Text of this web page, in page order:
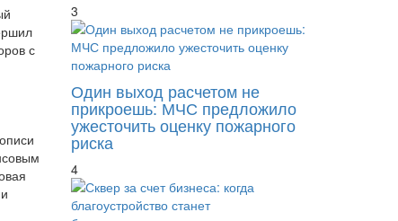
с
3
Один выход расчетом не
прикроешь: МЧС предложило
ужесточить оценку пожарного
риска
4